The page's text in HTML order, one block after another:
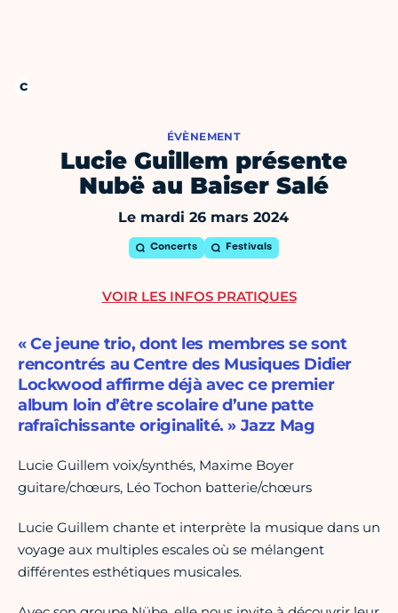
ÉVÈNEMENT
Lucie Guillem présente
Nubë au Baiser Salé
Le mardi 26 mars 2024
Concerts Festivals
« Ce jeune trio, dont les membres se sont
rencontrés au Centre des Musiques Didier
Lockwood affirme déjà avec ce premier
album loin d’être scolaire d’une patte
rafraîchissante originalité. » Jazz Mag
Lucie Guillem voix/synthés, Maxime Boyer
guitare/chœurs, Léo Tochon batterie/chœurs
Lucie Guillem chante et interprète la musique dans un
voyage aux multiples escales où se mélangent
différentes esthétiques musicales.
VOIR LES INFOS PRATIQUES